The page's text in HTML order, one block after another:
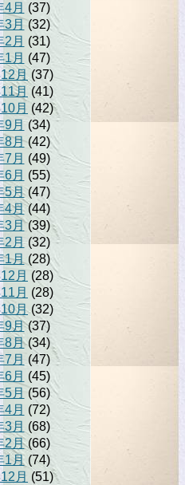
4月 (37)
3月 (32)
2月 (31)
1月 (47)
月 (37)
月 (41)
月 (42)
9月(34)
8月(42)
7月 (49)
6月 (55)
5月(47)
4月(44)
3月(39)
2月(32)
1月 (28)
月 (28)
月 (28)
月(32)
9月(37)
8月(34)
7月 (47)
6月 (45)
5月 (56)
4月 (72)
3月 (68)
2月(66)
1月(74)
月 (51)